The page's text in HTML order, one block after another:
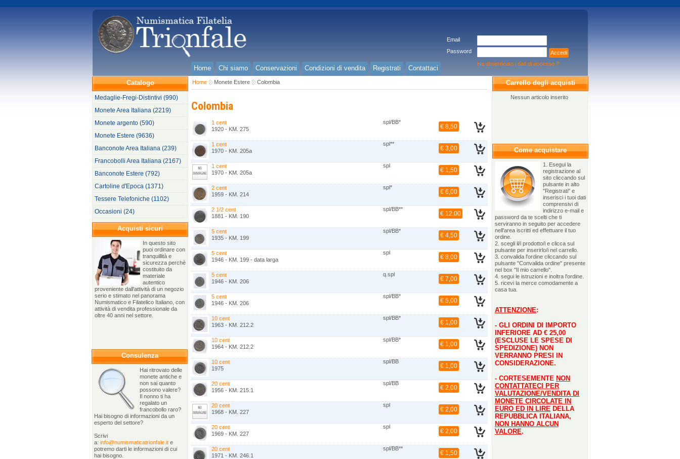
Email
Password
Accedi
Ha dimenticato i dati di accesso ?
Home Chi siamo Conservazioni Condizioni di vendita Registrati
Contattaci
Catalogo
Medaglie-Fregi-Distintivi (990)
Monete Area Italiana (2219)
Monete argento (590)
Monete Estere (9636)
Banconote Area Italiana (239)
Francobolli Area Italiana (2167)
Banconote Estere (792)
Cartoline d'Epoca (1371)
Tessere Telefoniche (1102)
Occasioni (24)
Acquisti sicuri
In questo sito
puoi ordinare con
tranquillità e
sicurezza perchè
costituito da
materiale
autentico
proveniente dall'attività di un negozio
serio e stimato nel panorama
Numismatico e Filatelico Italiano, con
attività di vendita professionale da
oltre 40 anni nel settore.
Consulenza
Hai ritrovato delle
monete antiche e
non sai quanto
possono valere?
Il nonno ti ha
regalato un
francobollo raro?
Hai bisogno di informazioni da un
esperto del settore?
Scrivi
a: info@numismaticatrionfale.it e
potremo darti le informazioni di cui
hai bisogno.
Carrello degli acquisti
Nessun articolo inserito
Come acquistare
1. Esegui la
registrazione al
sito cliccando sul
pulsante in alto
"Registrati" e
inserisci i tuoi dati
comprensivi di
indirizzo e-mail e
password da te scelti che ti
serviranno in seguito per accedere
nell'area iscritti ed effettuare il tuo
ordine.
2. scegli il/i prodotto/i e clicca sul
pulsante per inserirlo/i nel carrello.
3. convalida l'ordine cliccando sul
pulsante "Convalida ordine" presente
nel box "Il mio carrello".
4. segui le istruzioni e inoltra l'ordine.
5. ricevi la merce comodamente a
casa tua.
ATTENZIONE:
- GLI ORDINI DI IMPORTO
INFERIORE AD € 25,00
(ESCLUSE LE SPESE DI
SPEDIZIONE) NON
VERRANNO PRESI IN
CONSIDERAZIONE.
- CORTESEMENTE NON
CONTATTATECI PER
VALUTAZIONE/VENDITA DI
MONETE CIRCOLATE IN
EURO ED IN LIRE DELLA
REPUBBLICA ITALIANA,
NON HANNO ALCUN
VALORE.
Home Monete Estere Colombia
Colombia
1 cent
spl/BB*
1920 - KM. 275
€ 8,50
1 cent
spl**
1970 - KM. 205a
€ 3,00
1 cent
spl
1970 - KM. 205a
€ 1,50
2 cent
spl*
1959 - KM. 214
€ 6,00
2 1/2 cent
spl/BB**
1881 - KM. 190
€ 12,00
5 cent
spl/BB*
1935 - KM. 199
€ 4,50
5 cent
spl
1946 - KM. 199 - data larga
€ 8,00
5 cent
q.spl
1946 - KM. 206
€ 7,00
5 cent
spl/BB*
1946 - KM. 206
€ 5,00
10 cent
spl/BB*
1963 - KM. 212.2
€ 1,00
10 cent
spl/BB*
1964 - KM. 212.2
€ 1,00
10 cent
spl/BB
1975
€ 1,00
20 cent
spl/BB
1956 - KM. 215.1
€ 2,00
20 cent
spl
1968 - KM. 227
€ 2,00
20 cent
spl
1969 - KM. 227
€ 2,00
20 cent
spl/BB**
1971 - KM. 246.1
€ 1,50